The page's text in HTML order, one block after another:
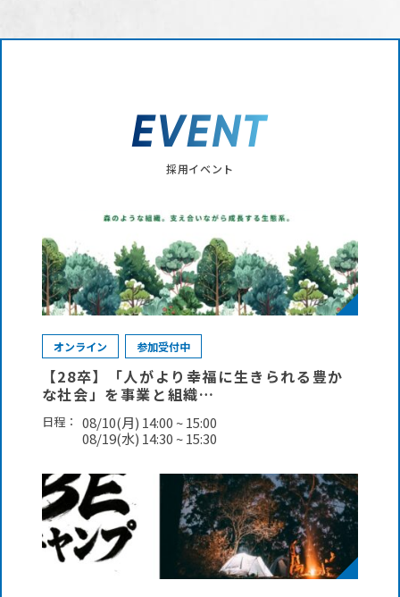
採用イベント
オンライン 参加受付中
【28卒】「人がより幸福に生きられる豊か
な社会」を事業と組織…
日程： 08/10(月) 14:00 ~ 15:00
08/19(水) 14:30 ~ 15:30